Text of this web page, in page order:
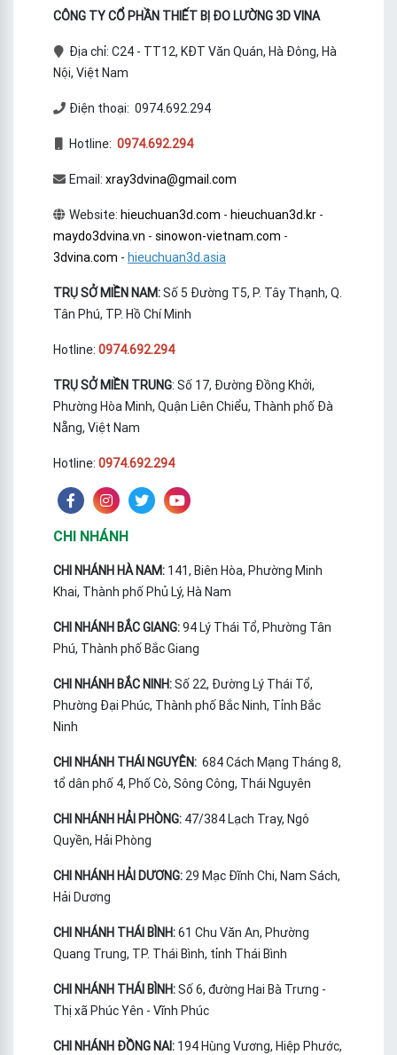
CÔNG TY CỔ PHẦN THIẾT BỊ ĐO LƯỜNG 3D VINA
Địa chỉ: C24 - TT12, KĐT Văn Quán, Hà Đông, Hà
Nội, Việt Nam
Điện thoại: 0974.692.294
Hotline: 0974.692.294
Email: xray3dvina@gmail.com
Website: hieuchuan3d.com - hieuchuan3d.kr-
maydo3dvina.vn - sinowon-vietnam.com -
3dvina.com - hieuchuan3d.asia
TRỤ SỞ MIỀN NAM:Số 5 Đường T5, P. Tây Thạnh, Q.
Tân Phú, TP. Hồ Chí Minh
Hotline: 0974.692.294
TRỤ SỞ MIỀN TRUNG: Số 17, Đường Đồng Khởi,
Phường Hòa Minh, Quận Liên Chiểu, Thành phố Đà
Nẵng, Việt Nam
Hotline: 0974.692.294
CHI NHÁNH
CHI NHÁNH HÀ NAM: 141, Biên Hòa, Phường Minh
Khai, Thành phố Phủ Lý, Hà Nam
CHI NHÁNH BẮC GIANG:94 Lý Thái Tổ, Phường Tân
Phú, Thành phố Bắc Giang
CHI NHÁNH BẮC NINH:Số 22, Đường Lý Thái Tổ,
Phường Đại Phúc, Thành phố Bắc Ninh, Tỉnh Bắc
Ninh
CHI NHÁNH THÁI NGUYÊN: 684 Cách Mạng Tháng 8,
tổ dân phố 4, Phố Cò, Sông Công, Thái Nguyên
CHI NHÁNH HẢI PHÒNG: 47/384 Lạch Tray, Ngô
Quyền, Hải Phòng
CHI NHÁNH HẢI DƯƠNG: 29 Mạc Đĩnh Chi, Nam Sách,
Hải Dương
CHI NHÁNH THÁI BÌNH:61 Chu Văn An, Phường
Quang Trung, TP. Thái Bình, tỉnh Thái Bình
CHI NHÁNH THÁI BÌNH:Số 6, đường Hai Bà Trưng -
Thị xã Phúc Yên - Vĩnh Phúc
CHI NHÁNH ĐỒNG NAI: 194 Hùng Vương, Hiệp Phước,